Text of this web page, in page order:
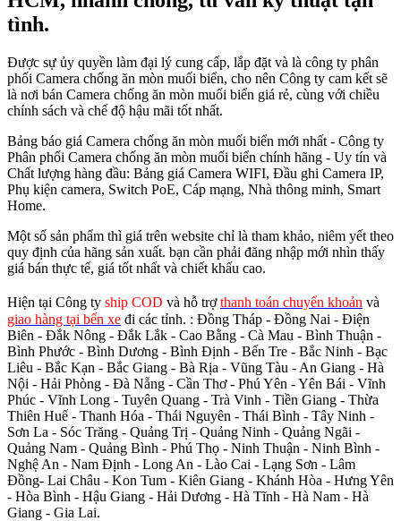
tình.
Được sự ủy quyền làm đại lý cung cấp, lắp đặt và là công ty phân
phối Camera chống ăn mòn muối biển, cho nên Công ty cam kết sẽ
là nơi bán Camera chống ăn mòn muối biển giá rẻ, cùng với chiều
chính sách và chế độ hậu mãi tốt nhất.
Bảng báo giá Camera chống ăn mòn muối biển mới nhất - Công ty
Phân phối Camera chống ăn mòn muối biển chính hãng - Uy tín và
Chất lượng hàng đầu: Bảng giá Camera WIFI, Đầu ghi Camera IP,
Phụ kiện camera, Switch PoE, Cáp mạng, Nhà thông minh, Smart
Home.
Một số sản phẩm thì giá trên website chỉ là tham khảo, niêm yết theo
quy định của hãng sản xuất. bạn cần phải đăng nhập mới nhìn thấy
giá bán thực tế, giá tốt nhất và chiết khấu cao.
Hiện tại Công ty ship COD và hỗ trợthanh toán chuyển khoản và
giao hàng tại bến xe đi các tỉnh. : Đồng Tháp - Đồng Nai - Điện
Biên - Đắk Nông - Đắk Lắk - Cao Bằng - Cà Mau - Bình Thuận -
Bình Phước - Bình Dương - Bình Định - Bến Tre - Bắc Ninh - Bạc
Liêu - Bắc Kạn - Bắc Giang - Bà Rịa - Vũng Tàu - An Giang - Hà
Nội - Hải Phòng - Đà Nẵng - Cần Thơ - Phú Yên - Yên Bái - Vĩnh
Phúc - Vĩnh Long - Tuyên Quang - Trà Vinh - Tiền Giang - Thừa
Thiên Huế - Thanh Hóa - Thái Nguyên - Thái Bình - Tây Ninh -
Sơn La - Sóc Trăng - Quảng Trị - Quảng Ninh - Quảng Ngãi -
Quảng Nam - Quảng Bình - Phú Thọ - Ninh Thuận - Ninh Bình -
Nghệ An - Nam Định - Long An - Lào Cai - Lạng Sơn - Lâm
Đồng- Lai Châu - Kon Tum - Kiên Giang - Khánh Hòa - Hưng Yên
- Hòa Bình - Hậu Giang - Hải Dương - Hà Tĩnh - Hà Nam - Hà
Giang - Gia Lai.